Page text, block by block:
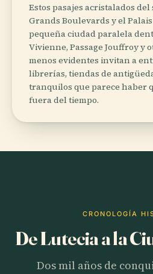
Estos pasajes acristalados
Grands Boulevards y el
pequeña ciudad paralela
Vivienne, Passage Jouffroy y
menos evidentes invitan a
librerías, tiendas de
tranquilos que parece haber
fuera del tiempo.
CRONOLOGÍA
De Lutecia a la
Dos mil años de